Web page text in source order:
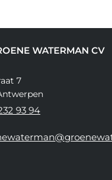
WATERMAN CV
7
93 94